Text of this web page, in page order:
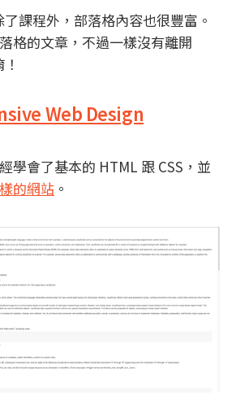
課程外，部落格內容也很豐富。
格的文章，不過一樣沒有離開
Web Design
學會了基本的 HTML 跟 CSS，並
的網站 。